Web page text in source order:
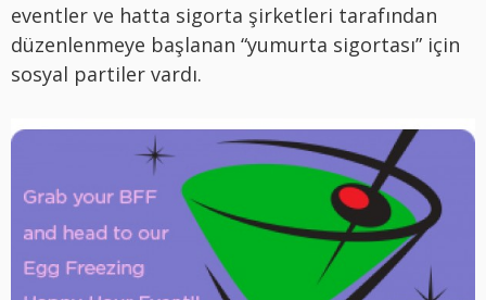
eventler ve hatta sigorta şirketleri tarafından
düzenlenmeye başlanan “yumurta sigortası” için
sosyal partiler vardı.